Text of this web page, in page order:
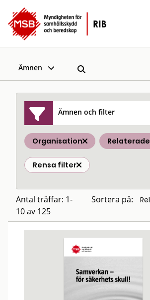
Ämnen
Ämnen och filter
Organisation Relaterade
Rensa filter
Antal träffar: 1-
10 av 125
Sortera på: